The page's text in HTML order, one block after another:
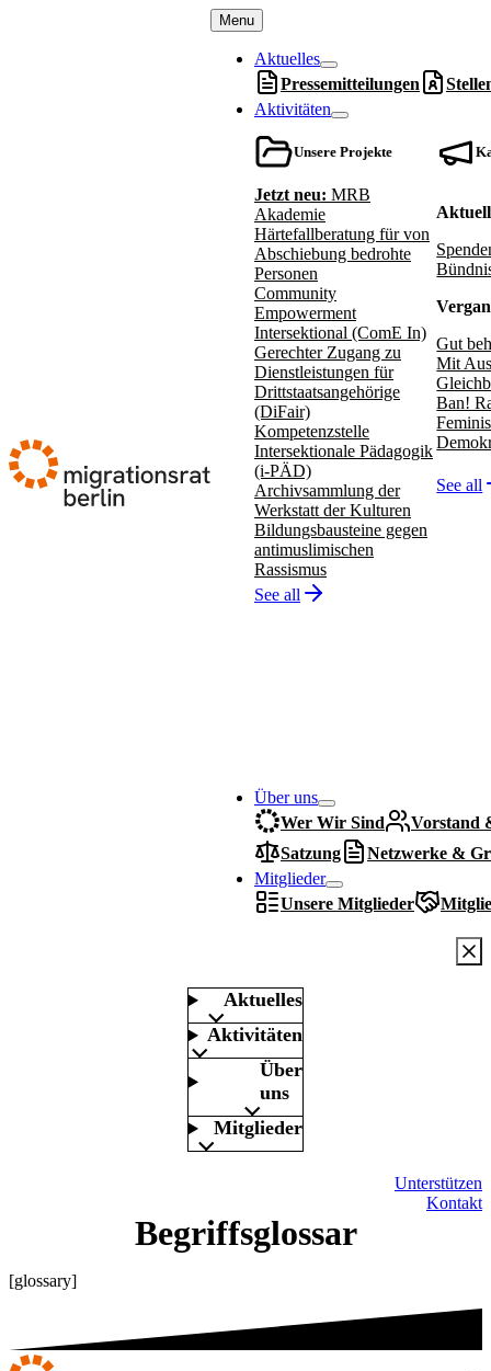
Menu
Aktuelles
Pressemitteilungen
Aktivitäten
Unsere Projekte
Jetzt neu: MRB
Akademie
Härtefallberatung für von
Abschiebung bedrohte
Personen
Community
Empowerment
Intersektional (ComE In)
Gerechter Zugang zu
Dienstleistungen für
Drittstaatsangehörige
(DiFair)
Kompetenzstelle
Intersektionale Pädagogik
(i-PÄD)
Archivsammlung der
Werkstatt der Kulturen
Bildungsbausteine gegen
antimuslimischen
Rassismus
See all
Gut
Mit
Ban!
See all
Über uns
Wer Wir Sind
Vorstand
Satzung
Netzwerke &
Mitglieder
Unsere Mitglieder
Aktuelles
Aktivitäten
Über
uns
Mitglieder
Unterstützen
Kontakt
Begriffsglossar
[glossary]